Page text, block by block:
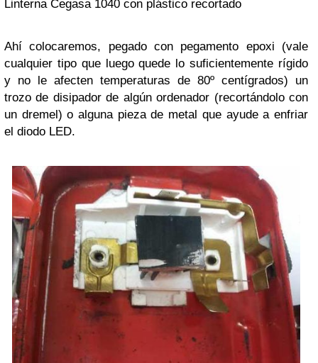
Linterna Cegasa 1040 con plástico recortado
Ahí colocaremos, pegado con pegamento epoxi (vale
cualquier tipo que luego quede lo suficientemente rígido
y no le afecten temperaturas de 80º centígrados) un
trozo de disipador de algún ordenador (recortándolo con
un dremel) o alguna pieza de metal que ayude a enfriar
el diodo LED.